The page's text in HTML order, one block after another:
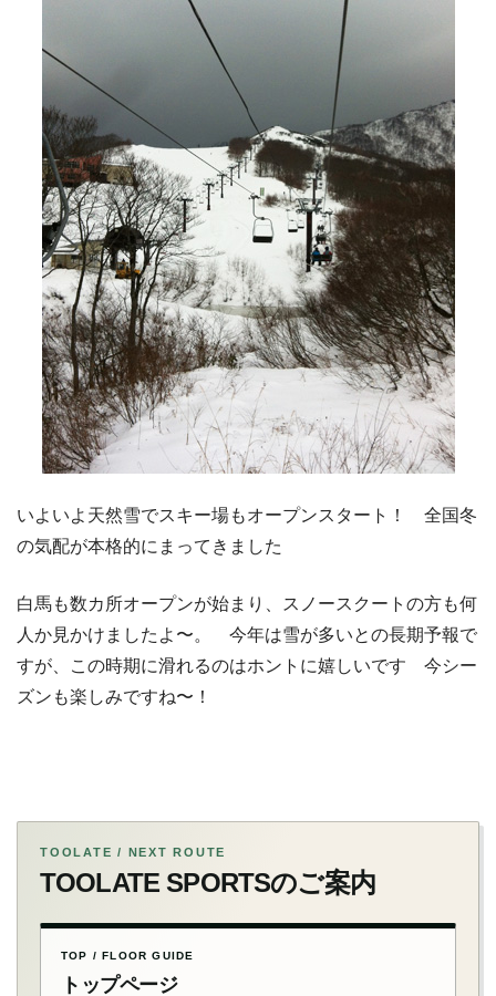
いよいよ天然雪でスキー場もオープンスタート！ 全国冬
の気配が本格的にまってきました
白馬も数カ所オープンが始まり、スノースクートの方も何
人か見かけましたよ〜。 今年は雪が多いとの長期予報で
すが、この時期に滑れるのはホントに嬉しいです 今シー
ズンも楽しみですね〜！
TOOLATE / NEXT ROUTE
TOOLATE SPORTSのご案内
TOP / FLOOR GUIDE
トップページ